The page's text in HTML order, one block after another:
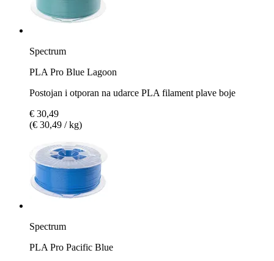
Spectrum
PLA Pro Blue Lagoon
Postojan i otporan na udarce PLA filament plave boje
€ 30,49
(€ 30,49 / kg)
Spectrum
PLA Pro Pacific Blue